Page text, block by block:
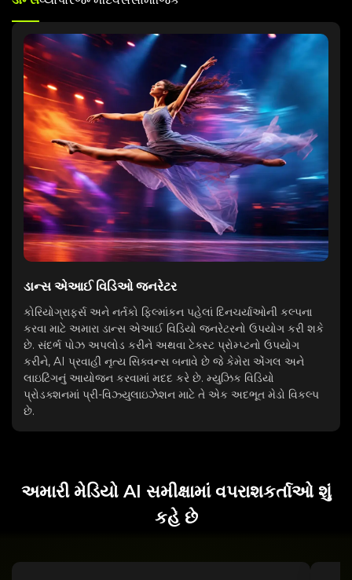
ડાન્સ એઆઈ વિડિઓ જનરેટર
કોરિયોગ્રાફર્સ અને નર્તકો ફિલ્માંકન પહેલાં દિનચર્યાઓની કલ્પના
કરવા માટે અમારા ડાન્સ એઆઈ વિડિયો જનરેટરનો ઉપયોગ કરી શકે
છે. સંદર્ભ પોઝ અપલોડ કરીને અથવા ટેક્સ્ટ પ્રોમ્પ્ટનો ઉપયોગ
કરીને, AI પ્રવાહી નૃત્ય સિક્વન્સ બનાવે છે જે કેમેરા એંગલ અને
લાઇટિંગનું આયોજન કરવામાં મદદ કરે છે. મ્યુઝિક વિડિયો
પ્રોડક્શનમાં પ્રી-વિઝ્યુલાઇઝેશન માટે તે એક અદભૂત મેડો વિકલ્પ
છે.
અમારી મેડિયો AI સમીક્ષામાં વપરાશકર્તાઓ શું
કહે છે